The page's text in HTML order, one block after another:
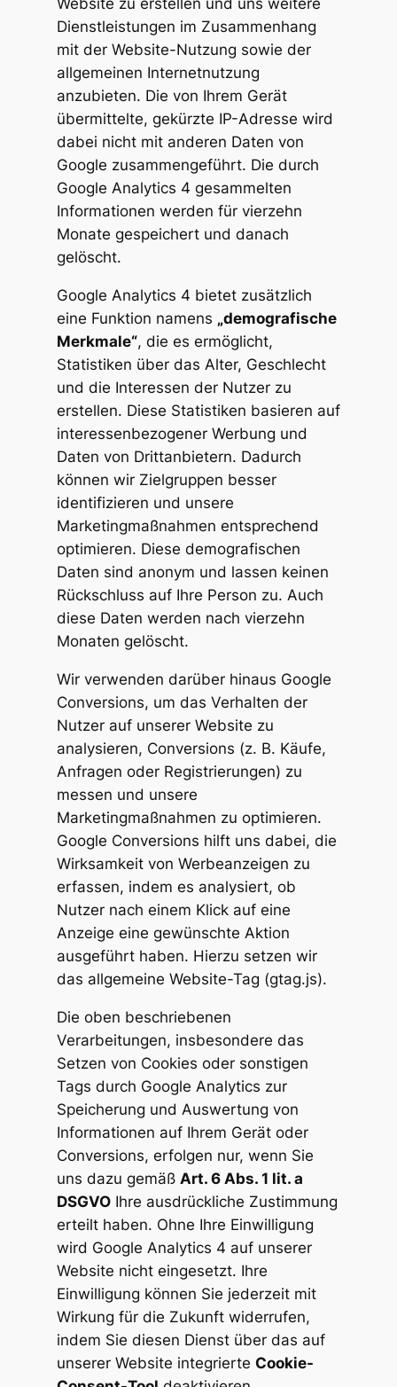
Website zu erstellen und uns weitere
Dienstleistungen im Zusammenhang
mit der Website-Nutzung sowie der
allgemeinen Internetnutzung
anzubieten. Die von Ihrem Gerät
übermittelte, gekürzte IP-Adresse wird
dabei nicht mit anderen Daten von
Google zusammengeführt. Die durch
Google Analytics 4 gesammelten
Informationen werden für vierzehn
Monate gespeichert und danach
gelöscht.
Google Analytics 4 bietet zusätzlich
eine Funktion namens „demografische
Merkmale“, die es ermöglicht,
Statistiken über das Alter, Geschlecht
und die Interessen der Nutzer zu
erstellen. Diese Statistiken basieren auf
interessenbezogener Werbung und
Daten von Drittanbietern. Dadurch
können wir Zielgruppen besser
identifizieren und unsere
Marketingmaßnahmen entsprechend
optimieren. Diese demografischen
Daten sind anonym und lassen keinen
Rückschluss auf Ihre Person zu. Auch
diese Daten werden nach vierzehn
Monaten gelöscht.
Wir verwenden darüber hinaus Google
Conversions, um das Verhalten der
Nutzer auf unserer Website zu
analysieren, Conversions (z. B. Käufe,
Anfragen oder Registrierungen) zu
messen und unsere
Marketingmaßnahmen zu optimieren.
Google Conversions hilft uns dabei, die
Wirksamkeit von Werbeanzeigen zu
erfassen, indem es analysiert, ob
Nutzer nach einem Klick auf eine
Anzeige eine gewünschte Aktion
ausgeführt haben. Hierzu setzen wir
das allgemeine Website-Tag (gtag.js).
Die oben beschriebenen
Verarbeitungen, insbesondere das
Setzen von Cookies oder sonstigen
Tags durch Google Analytics zur
Speicherung und Auswertung von
Informationen auf Ihrem Gerät oder
Conversions, erfolgen nur, wenn Sie
uns dazu gemäß Art. 6 Abs. 1 lit. a
DSGVOIhre ausdrückliche Zustimmung
erteilt haben. Ohne Ihre Einwilligung
wird Google Analytics 4 auf unserer
Website nicht eingesetzt. Ihre
Einwilligung können Sie jederzeit mit
Wirkung für die Zukunft widerrufen,
indem Sie diesen Dienst über das auf
unserer Website integrierte Cookie-